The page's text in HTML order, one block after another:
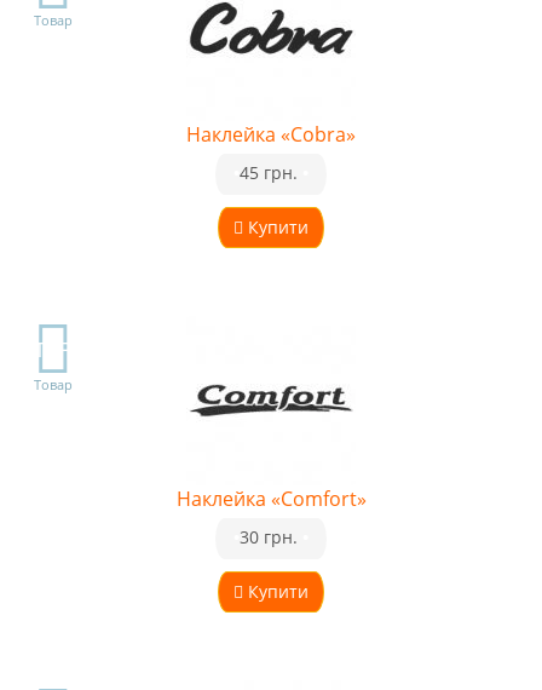
Товар
Наклейка «Cobra»
Купити
45 грн.
TOP
Товар
Наклейка «Comfort»
Купити
30 грн.